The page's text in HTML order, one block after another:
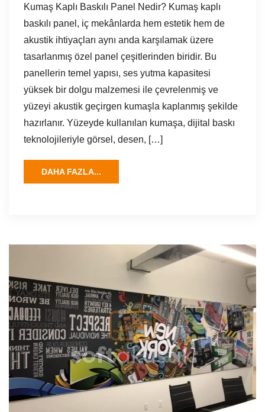
Kumaş Kaplı Baskılı Panel Nedir? Kumaş kaplı
baskılı panel, iç mekânlarda hem estetik hem de
akustik ihtiyaçları aynı anda karşılamak üzere
tasarlanmış özel panel çeşitlerinden biridir. Bu
panellerin temel yapısı, ses yutma kapasitesi
yüksek bir dolgu malzemesi ile çevrelenmiş ve
yüzeyi akustik geçirgen kumaşla kaplanmış şekilde
hazırlanır. Yüzeyde kullanılan kumaşa, dijital baskı
teknolojileriyle görsel, desen, […]
DAHA FAZLA...